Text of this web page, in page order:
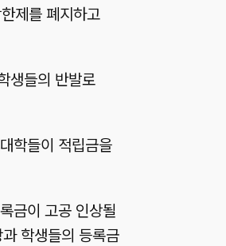
제를 폐지하고
생들의 반발로
학들이 적립금을
금이 고공 인상될
학생들의 등록금